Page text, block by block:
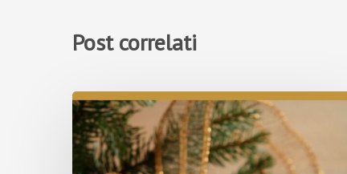
Post correlati